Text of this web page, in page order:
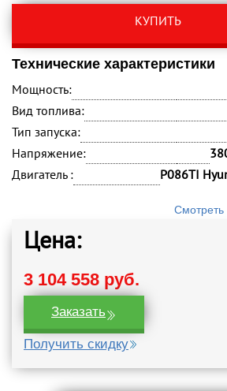
КУПИТЬ
Технические характеристики
Мощность:
Вид топлива:
Тип запуска:
Напряжение:
Двигатель :
P086TI
Смотреть
Цена:
3 104 558 руб.
Заказать
Получить скидку